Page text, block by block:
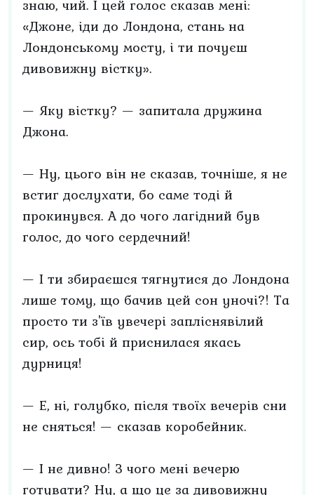
знаю, чий. І цей голос сказав мені:
«Джоне, іди до Лондона, стань на
Лондонському мосту, і ти почуєш
дивовижну вістку».
— Яку вістку? — запитала дружина
Джона.
— Ну, цього він не сказав, точніше, я не
встиг дослухати, бо саме тоді й
прокинувся. А до чого лагідний був
голос, до чого сердечний!
— І ти збираєшся тягнутися до Лондона
лише тому, що бачив цей сон уночі?! Та
просто ти з'їв увечері запліснявілий
сир, ось тобі й приснилася якась
дурниця!
— Е, ні, голубко, після твоїх вечерів сни
не сняться! — сказав коробейник.
— І не дивно! З чого мені вечерю
готувати? Ну, а що це за дивовижну